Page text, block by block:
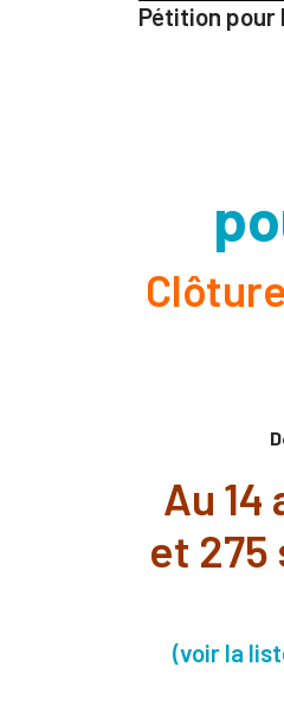
Pétition pour
Au
et 275
(voir la